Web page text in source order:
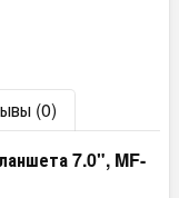
(0)
7.0", MF-